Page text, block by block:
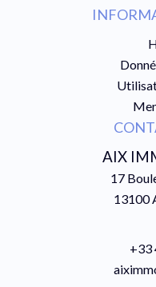
AIX
17
13100
+33